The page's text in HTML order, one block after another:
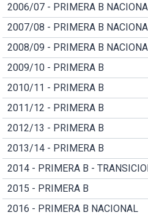
2006/07 - PRIMERA B
2007/08 - PRIMERA B
2008/09 - PRIMERA B
2009/10 - PRIMERA B
2010/11 - PRIMERA B
2011/12 - PRIMERA B
2012/13 - PRIMERA B
2013/14 - PRIMERA B
2014 - PRIMERA B -
2015 - PRIMERA B
2016 - PRIMERA B NACIONAL